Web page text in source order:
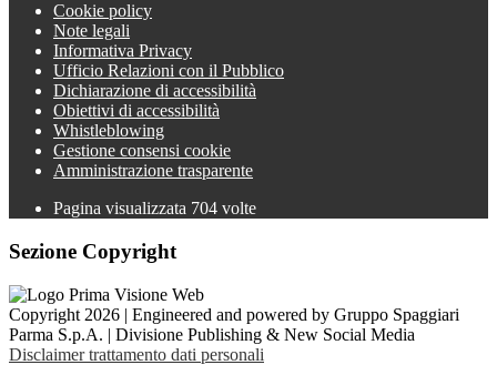
Cookie policy
Note legali
Informativa Privacy
Ufficio Relazioni con il Pubblico
Dichiarazione di accessibilità
Obiettivi di accessibilità
Whistleblowing
Gestione consensi cookie
Amministrazione trasparente
Pagina visualizzata 704 volte
Sezione Copyright
Copyright 2026 | Engineered and powered by Gruppo Spaggiari
Parma S.p.A. | Divisione Publishing & New Social Media
Disclaimer trattamento dati personali